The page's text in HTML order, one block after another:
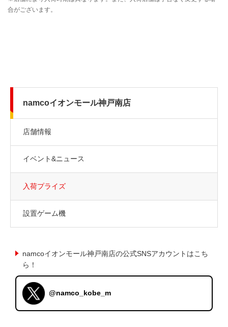
namcoイオンモール神戸南店
店舗情報
イベント&ニュース
入荷プライズ
設置ゲーム機
namcoイオンモール神戸南店の公式SNSアカウントはこち
ら！
@namco_kobe_m